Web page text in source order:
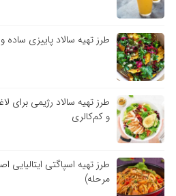
طرز تهیه سالاد پاییزی ساده
طرز تهیه سالاد رژیمی
و کم‌کالری
مرحله)